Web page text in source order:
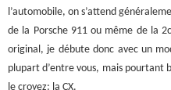
l’automobile, on s’attend
de la Porsche 911 ou même de la
original, je débute donc avec un
plupart d’entre vous, mais pourtant
le croyez: la CX.